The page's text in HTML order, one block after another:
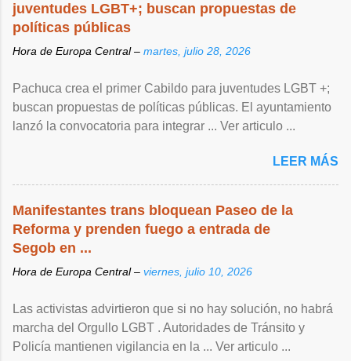
juventudes LGBT+; buscan propuestas de
políticas públicas
Hora de Europa Central – martes, julio 28, 2026
Pachuca crea el primer Cabildo para juventudes LGBT +;
buscan propuestas de políticas públicas. El ayuntamiento
lanzó la convocatoria para integrar ... Ver articulo ...
LEER MÁS
Manifestantes trans bloquean Paseo de la
Reforma y prenden fuego a entrada de
Segob en ...
Hora de Europa Central – viernes, julio 10, 2026
Las activistas advirtieron que si no hay solución, no habrá
marcha del Orgullo LGBT . Autoridades de Tránsito y
Policía mantienen vigilancia en la ... Ver articulo ...